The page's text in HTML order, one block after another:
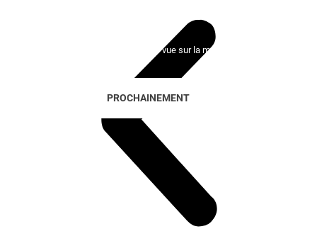
100 maisons exclusives avec vue sur la mer et le golf
PROCHAINEMENT